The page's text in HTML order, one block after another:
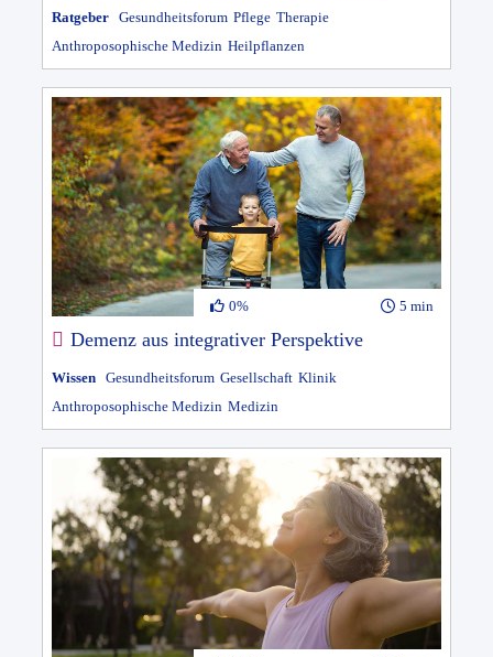
Ratgeber Gesundheitsforum Pflege Therapie
Anthroposophische Medizin Heilpflanzen
0% 5 min
Demenz aus integrativer Perspektive
Wissen Gesundheitsforum Gesellschaft Klinik
Anthroposophische Medizin Medizin